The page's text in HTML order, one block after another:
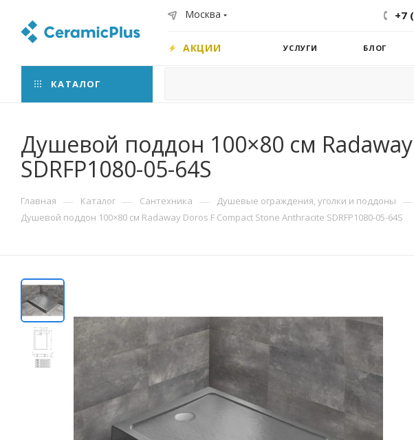
Москва +7
АКЦИИ УСЛУГИ БЛОГ
КАТАЛОГ
Душевой поддон 100×80 см
SDRFP1080-05-64S
Главная — Каталог — Сантехника — Душевые ограждения, уголки и поддоны —
Душевой поддон 100×80 см Radaway Doros F Compact Stone Anthracite SDRFP1080-05-64S